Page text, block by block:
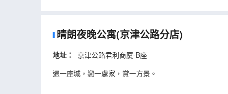
晴朗夜晚公寓(京津公路分店)
地址：
京津公路君利商廈-B座
遇一座城，戀一處家，賞一方景。